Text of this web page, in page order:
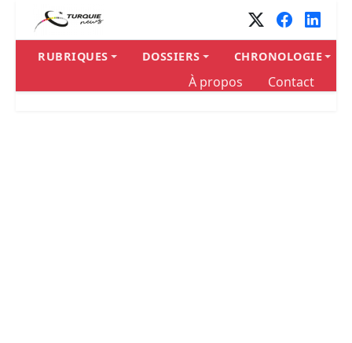
RUBRIQUES DOSSIERS CHRONOLOGIE
À propos Contact